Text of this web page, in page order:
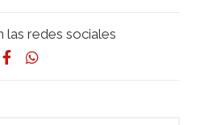
las redes sociales